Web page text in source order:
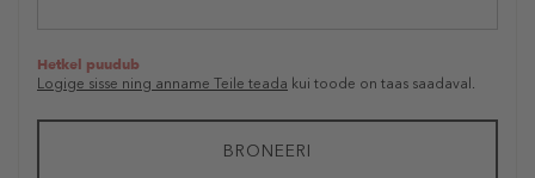
Hetkel puudub
Logige sisse ning anname Teile teada kui toode on taas saadaval.
BRONEERI